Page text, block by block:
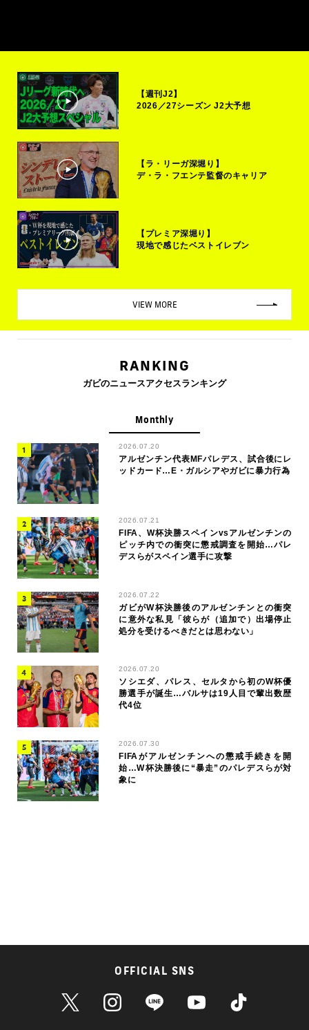
【週刊J2】
2026／27シーズン J2大予想
【ラ・リーガ深堀り】
デ・ラ・フエンテ監督のキャリア
【プレミア深堀り】
現地で感じたベストイレブン
VIEW MORE
RANKING
ガビのニュースアクセスランキング
Monthly
2026.07.20
アルゼンチン代表MFパレデス、試合後にレ
ッドカード…E・ガルシアやガビに暴力行為
2026.07.21
FIFA、W杯決勝スペインvsアルゼンチンの
ピッチ内での衝突に懲戒調査を開始…パレ
デスらがスペイン選手に攻撃
2026.07.22
ガビがW杯決勝後のアルゼンチンとの衝突
に意外な私見「彼らが（追加で）出場停止
処分を受けるべきだとは思わない」
2026.07.20
ソシエダ、パレス、セルタから初のW杯優
勝選手が誕生…バルサは19人目で輩出数歴
代4位
2026.07.30
FIFAがアルゼンチンへの懲戒手続きを開
始…W杯決勝後に“暴走”のパレデスらが対
象に
OFFICIAL SNS